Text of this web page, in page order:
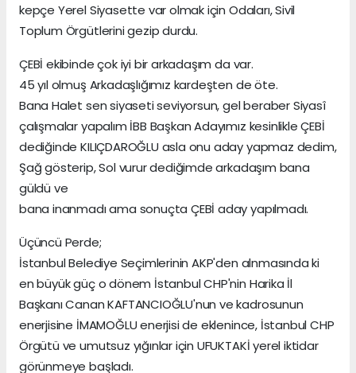
kepçe Yerel Siyasette var olmak için Odaları, Sivil
Toplum Örgütlerini gezip durdu.
ÇEBİ ekibinde çok iyi bir arkadaşım da var.
45 yıl olmuş Arkadaşlığımız kardeşten de öte.
Bana Halet sen siyaseti seviyorsun, gel beraber Siyasî
çalışmalar yapalım İBB Başkan Adayımız kesinlikle ÇEBİ
dediğinde KILIÇDAROĞLU asla onu aday yapmaz dedim,
Şağ gösterip, Sol vurur dediğimde arkadaşım bana
güldü ve
bana inanmadı ama sonuçta ÇEBİ aday yapılmadı.
Üçüncü Perde;
İstanbul Belediye Seçimlerinin AKP'den alnmasında ki
en büyük güç o dönem İstanbul CHP'nin Harika İl
Başkanı Canan KAFTANCIOĞLU'nun ve kadrosunun
enerjisine İMAMOĞLU enerjisi de eklenince, İstanbul CHP
Örgütü ve umutsuz yığınlar için UFUKTAKİ yerel iktidar
görünmeye başladı.